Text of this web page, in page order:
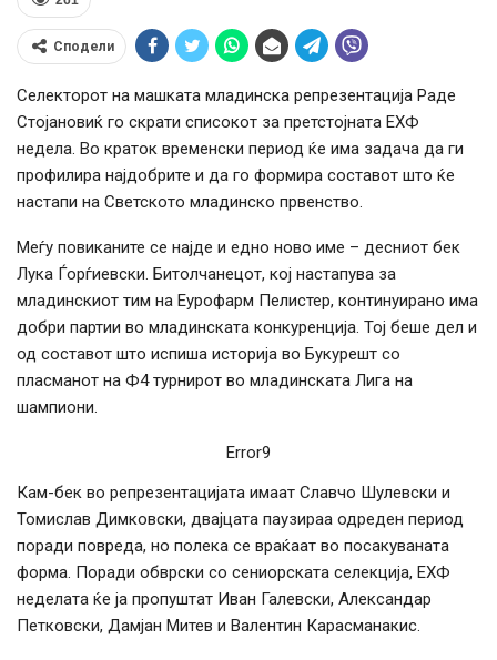
Сподели
Селекторот на машката младинска репрезентација Раде
Стојановиќ го скрати списокот за претстојната ЕХФ
недела. Во краток временски период ќе има задача да ги
профилира најдобрите и да го формира составот што ќе
настапи на Светското младинско првенство.
Меѓу повиканите се најде и едно ново име – десниот бек
Лука Ѓорѓиевски. Битолчанецот, кој настапува за
младинскиот тим на Еурофарм Пелистер, континуирано има
добри партии во младинската конкуренција. Тој беше дел и
од составот што испиша историја во Букурешт со
пласманот на Ф4 турнирот во младинската Лига на
шампиони.
Error9
Кам-бек во репрезентацијата имаат Славчо Шулевски и
Томислав Димковски, двајцата паузираа одреден период
поради повреда, но полека се враќаат во посакуваната
форма. Поради обврски со сениорската селекција, ЕХФ
неделата ќе ја пропуштат Иван Галевски, Александар
Петковски, Дамјан Митев и Валентин Карасманакис.